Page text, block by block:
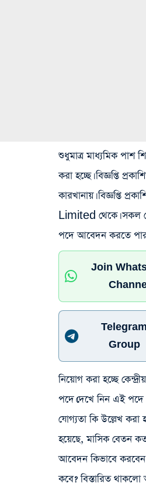
শুধুমাত্র মাধ্যমিক পাশ
করা হচ্ছে। বিজ্ঞপ্তি
কারখানায়। বিজ্ঞপ্তি
Limited থেকে। সকল
পদে আবেদন করতে
Join
Telegram
Group
নিয়োগ করা হচ্ছে
পদে।দেখে নিন এই
যোগ্যতা কি উল্লেখ
হয়েছে, মাসিক বেতন
আবেদন কিভাবে
কবে? বিস্তারিত